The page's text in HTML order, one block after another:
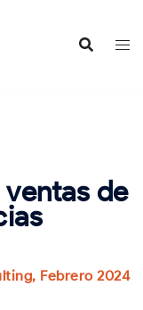
de
Febrero 2024